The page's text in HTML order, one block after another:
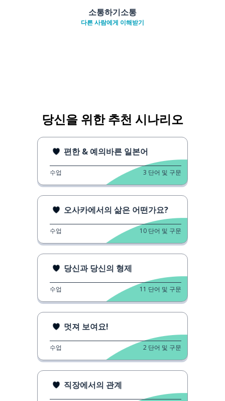
소통하기소통
다른 사람에게 이해받기
당신을 위한 추천 시나리오
편한 & 예의바른 일본어
수업 3 단어 및 구문
오사카에서의 삶은 어떤가요?
수업 10 단어 및 구문
당신과 당신의 형제
수업 11 단어 및 구문
멋져 보여요!
수업 2 단어 및 구문
직장에서의 관계